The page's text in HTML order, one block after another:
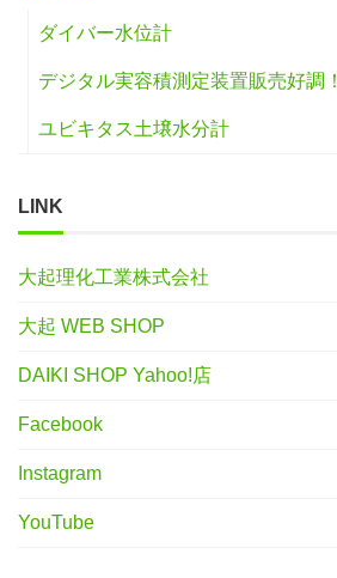
ダイバー水位計
デジタル実容積測定装置販売好調！
ユビキタス土壌水分計
LINK
大起理化工業株式会社
大起 WEB SHOP
DAIKI SHOP Yahoo!店
Facebook
Instagram
YouTube